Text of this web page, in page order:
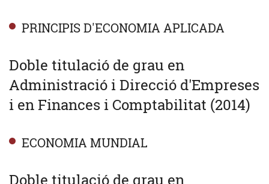
PRINCIPIS D'ECONOMIA APLICADA
Doble titulació de grau en
Administració i Direcció d'Empreses
i en Finances i Comptabilitat (2014)
ECONOMIA MUNDIAL
Doble titulació de grau en